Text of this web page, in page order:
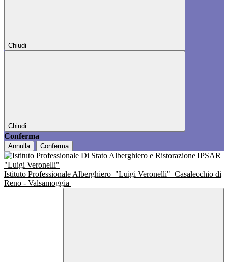
Chiudi
Chiudi
Conferma
Annulla Conferma
Istituto Professionale Alberghiero "Luigi Veronelli" Casalecchio di
Reno - Valsamoggia